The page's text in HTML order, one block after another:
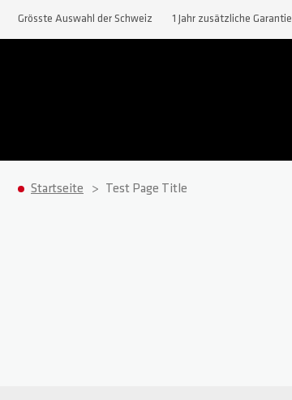
Grösste Auswahl der Schweiz 1 Jahr zusätzliche Garantie
Startseite Test Page Title